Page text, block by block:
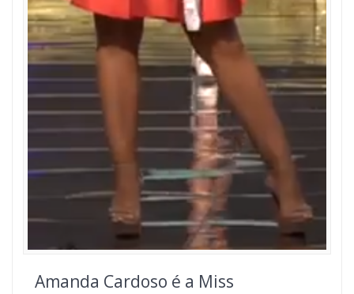
Amanda Cardoso é a Miss